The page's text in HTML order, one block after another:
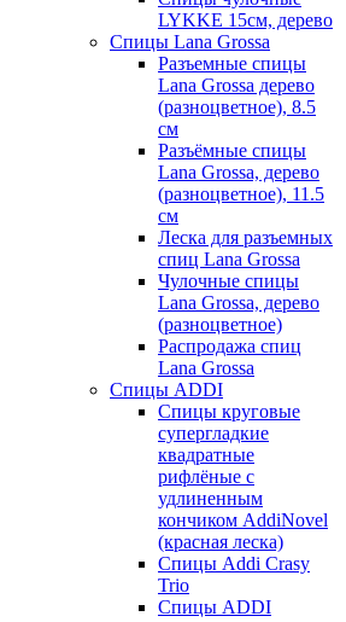
LYKKE 15см, дерево
Спицы Lana Grossa
Разъемные спицы
Lana Grossa дерево
(разноцветное), 8.5
см
Разъёмные спицы
Lana Grossa, дерево
(разноцветное), 11.5
см
Леска для разъемных
спиц Lana Grossa
Чулочные спицы
Lana Grossa, дерево
(разноцветное)
Распродажа спиц
Lana Grossa
Спицы ADDI
Спицы круговые
супергладкие
квадратные
рифлёные с
удлиненным
кончиком AddiNovel
(красная леска)
Спицы Addi Crasy
Trio
Спицы ADDI